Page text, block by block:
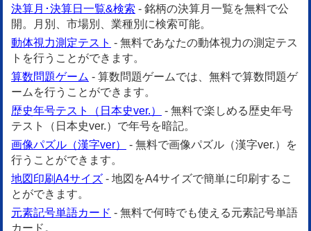
決算月･決算日一覧&検索 - 銘柄の決算月一覧を無料で公
開。月別、市場別、業種別に検索可能。
動体視力測定テスト - 無料であなたの動体視力の測定テス
トを行うことができます。
算数問題ゲーム - 算数問題ゲームでは、無料で算数問題ゲ
ームを行うことができます。
歴史年号テスト（日本史ver.）
- 無料で楽しめる歴史年号
テスト（日本史ver.）で年号を暗記。
画像パズル（漢字ver）
- 無料で画像パズル（漢字ver.）を
行うことができます。
地図印刷A4サイズ - 地図をA4サイズで簡単に印刷するこ
とができます。
元素記号単語カード - 無料で何時でも使える元素記号単語
カード。